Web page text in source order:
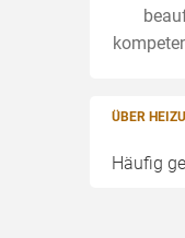
ÜBER
Häufig